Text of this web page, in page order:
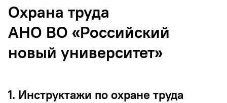
Охрана труда
АНО ВО «Российский
новый университет»
1. Инструктажи по охране труда